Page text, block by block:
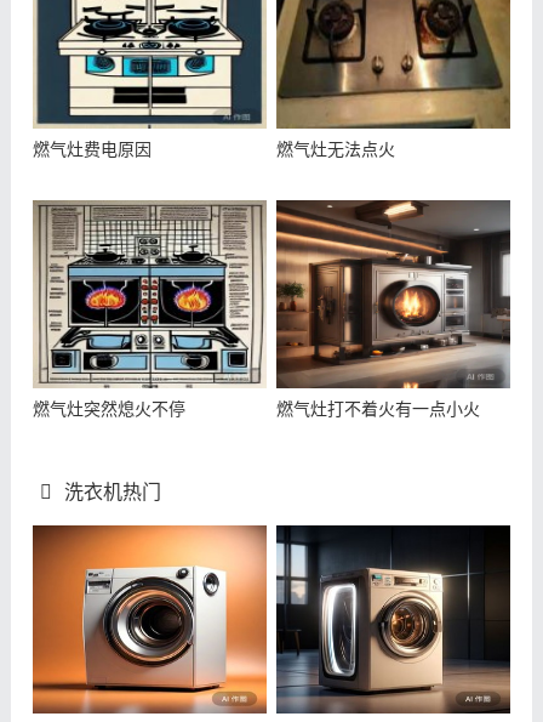
燃气灶费电原因 燃气灶无法点火
燃气灶突然熄火不停 燃气灶打不着火有一点小火
洗衣机热门